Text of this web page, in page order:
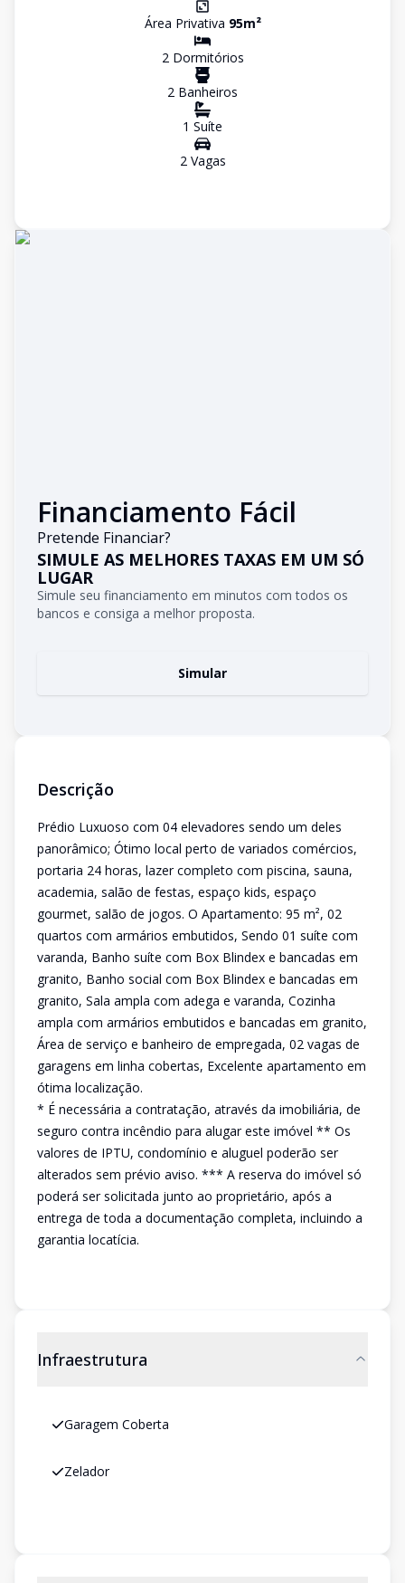
Área Privativa 95m²
2Dormitórios
2 Banheiros
1 Suíte
2Vagas
Financiamento Fácil
Pretende Financiar?
SIMULE AS MELHORES TAXAS EM UM SÓ
LUGAR
Simule seu financiamento em minutos com todos os
bancos e consiga a melhor proposta.
Simular
Descrição
Prédio Luxuoso com 04 elevadores sendo um deles
panorâmico; Ótimo local perto de variados comércios,
portaria 24 horas, lazer completo com piscina, sauna,
academia, salão de festas, espaço kids, espaço
gourmet, salão de jogos. O Apartamento: 95 m², 02
quartos com armários embutidos, Sendo 01 suíte com
varanda, Banho suíte com Box Blindex e bancadas em
granito, Banho social com Box Blindex e bancadas em
granito, Sala ampla com adega e varanda, Cozinha
ampla com armários embutidos e bancadas em granito,
Área de serviço e banheiro de empregada, 02 vagas de
garagens em linha cobertas, Excelente apartamento em
ótima localização.
* É necessária a contratação, através da imobiliária, de
seguro contra incêndio para alugar este imóvel ** Os
valores de IPTU, condomínio e aluguel poderão ser
alterados sem prévio aviso. *** A reserva do imóvel só
poderá ser solicitada junto ao proprietário, após a
entrega de toda a documentação completa, incluindo a
garantia locatícia.
Infraestrutura
Garagem Coberta
Zelador